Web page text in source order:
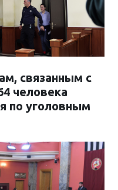
связанным с
человека
по уголовным